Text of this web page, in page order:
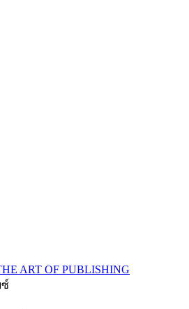
ART OF PUBLISHING